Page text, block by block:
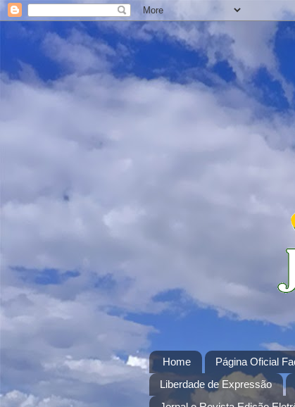
Home Página Oficial
Liberdade de Expressão